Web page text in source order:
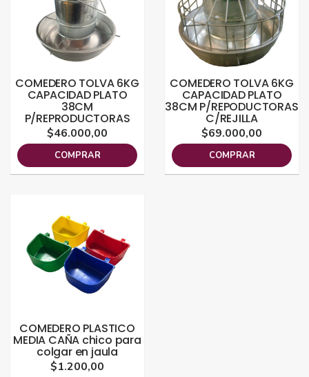
COMEDERO TOLVA 6KG
CAPACIDAD PLATO
38CM
P/REPRODUCTORAS
$46.000,00
COMPRAR
COMEDERO TOLVA 6KG
CAPACIDAD PLATO
38CM P/REPODUCTORAS
C/REJILLA
$69.000,00
COMPRAR
COMEDERO PLASTICO
MEDIA CAÑA chico para
colgar en jaula
$1.200,00